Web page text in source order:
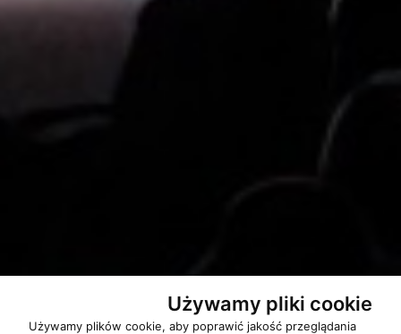
Używamy pliki cookie
Używamy plików cookie, aby poprawić jakość przeglądania